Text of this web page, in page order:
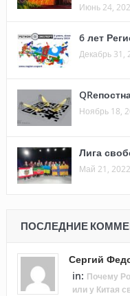
Июнь 24,
6 лет
Декабрь 31,
Ноябрь 18,
Лига
Май 21, 2022
ПОСЛЕДНИЕ
Сергий
in: Почему
или у Китая